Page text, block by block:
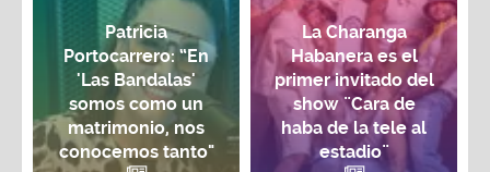
Patricia
Portocarrero: “En
'Las Bandalas'
somos como un
matrimonio, nos
conocemos tanto"
La Charanga
Habanera es el
primer invitado del
show ¨Cara de
haba de la tele al
estadio¨